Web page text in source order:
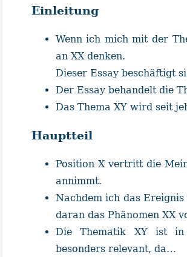
Einleitung
Wenn ich mich mit der
an XX denken.
Dieser Essay beschäftigt
Der Essay behandelt die
Das Thema XY wird seit
Hauptteil
Position X vertritt die
annimmt.
Nachdem ich das
daran das Phänomen XX
Die Thematik XY ist in
besonders relevant, da…